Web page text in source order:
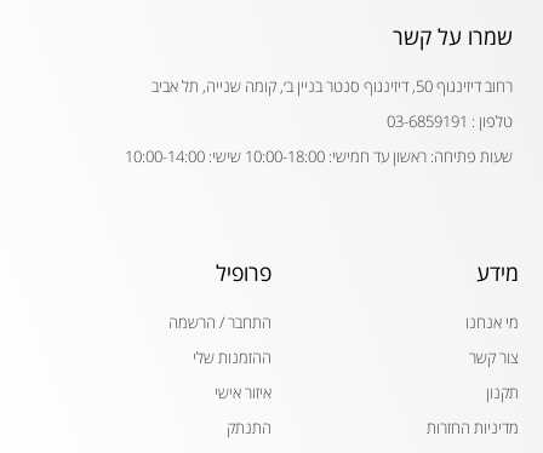
שמרו על קשר
רחוב דיזינגוף 50, דיזינגוף סנטר בניין ב׳, קומה שנייה, תל אביב
טלפון : 03-6859191
שעות פתיחה: ראשון עד חמישי: 10:00-18:00 שישי: 10:00-14:00
מידע
מי אנחנו
צור קשר
תקנון
מדיניות החזרות
פרופיל
התחבר / הרשמה
ההזמנות שלי
איזור אישי
התנתק